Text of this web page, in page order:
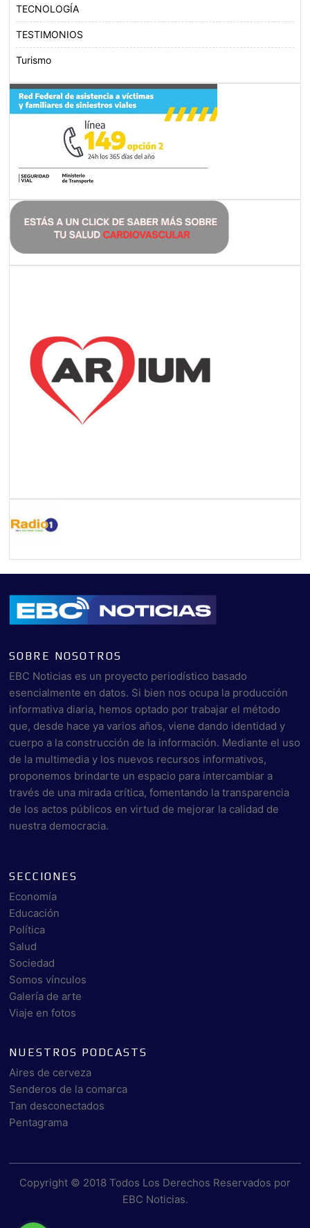
TECNOLOGÍA
TESTIMONIOS
Turismo
SOBRE NOSOTROS
EBC Noticias es un proyecto periodístico basado
esencialmente en datos. Si bien nos ocupa la producción
informativa diaria, hemos optado por trabajar el método
que, desde hace ya varios años, viene dando identidad y
cuerpo a la construcción de la información. Mediante el uso
de la multimedia y los nuevos recursos informativos,
proponemos brindarte un espacio para intercambiar a
través de una mirada crítica, fomentando la transparencia
de los actos públicos en virtud de mejorar la calidad de
nuestra democracia.
SECCIONES
Economía
Educación
Política
Salud
Sociedad
Somos vínculos
Galería de arte
Viaje en fotos
NUESTROS PODCASTS
Aires de cerveza
Senderos de la comarca
Tan desconectados
Pentagrama
Copyright © 2018 Todos Los Derechos Reservados por
EBC Noticias.